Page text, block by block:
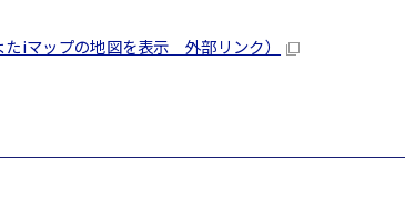
たiマップの地図を表示 外部リンク）